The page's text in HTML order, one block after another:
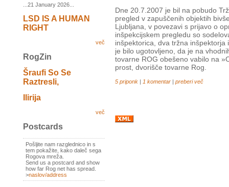
...21 January 2026...
LSD IS A HUMAN
RIGHT
več
RogZin
Šraufi So Se
Raztresli,
Ilirija
več
Postcards
Pošljite nam razglednico in s
tem pokažite, kako daleč sega
Rogova mreža.
Send us a postcard and show
how far Rog net has spread.
>naslov/address
Dne 20.7.2007 je bil na pobudo
pregled v zapuščenih objektih
Ljubljana, v povezavi s prijavo o
inšpekcijskem pregledu so
inšpektorica, dva tržna
je bilo ugotovljeno, da je na
tovarne ROG obešeno vabilo na
prost, dvorišče tovarne Rog.
5 priponk 1 komentar preberi več